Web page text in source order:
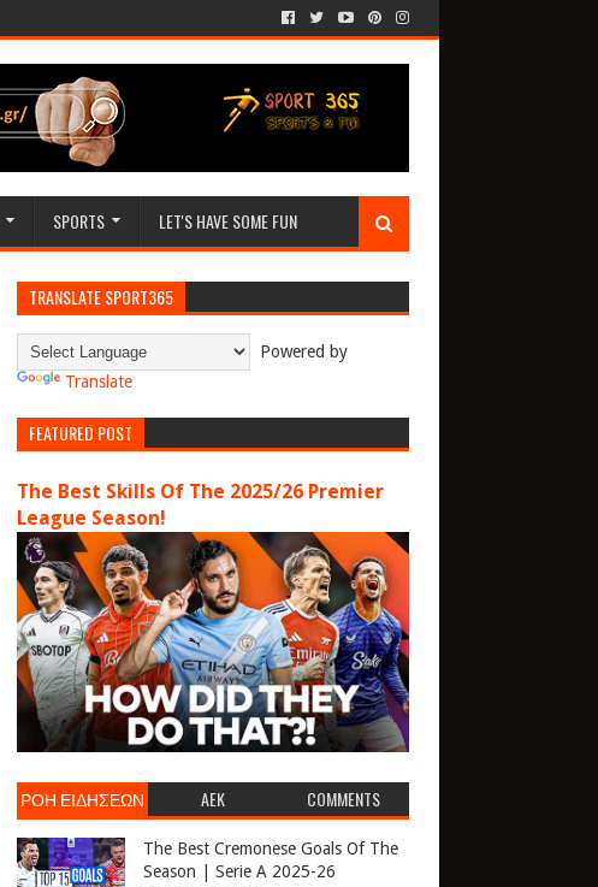
SPORTS LET'S HAVE SOME FUN
TRANSLATE SPORT365
Powered by
Translate
FEATURED POST
The Best Skills Of The 2025/26 Premier
League Season!
ΡΟΗ ΕΙΔΗΣΕΩΝ AEK COMMENTS
The Best Cremonese Goals Of The
Season | Serie A 2025-26